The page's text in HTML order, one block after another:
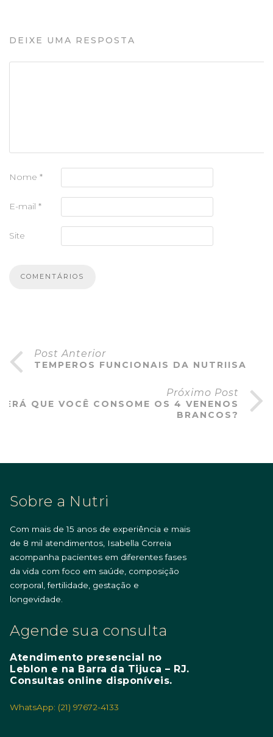
DEIXE UMA RESPOSTA
Nome *
E-mail *
Site
Post Anterior
TEMPEROS FUNCIONAIS DA NUTRIISA
Próximo Post
QUE VOCÊ CONSOME OS 4 VENENOS
BRANCOS?
Sobre a Nutri
Com mais de 15 anos de experiência e mais
de 8 mil atendimentos, Isabella Correia
acompanha pacientes em diferentes fases
da vida com foco em saúde, composição
corporal, fertilidade, gestação e
longevidade.
Agende sua consulta
Atendimento presencial no
Leblon e na Barra da Tijuca – RJ.
Consultas online disponíveis.
WhatsApp: (21) 97672-4133